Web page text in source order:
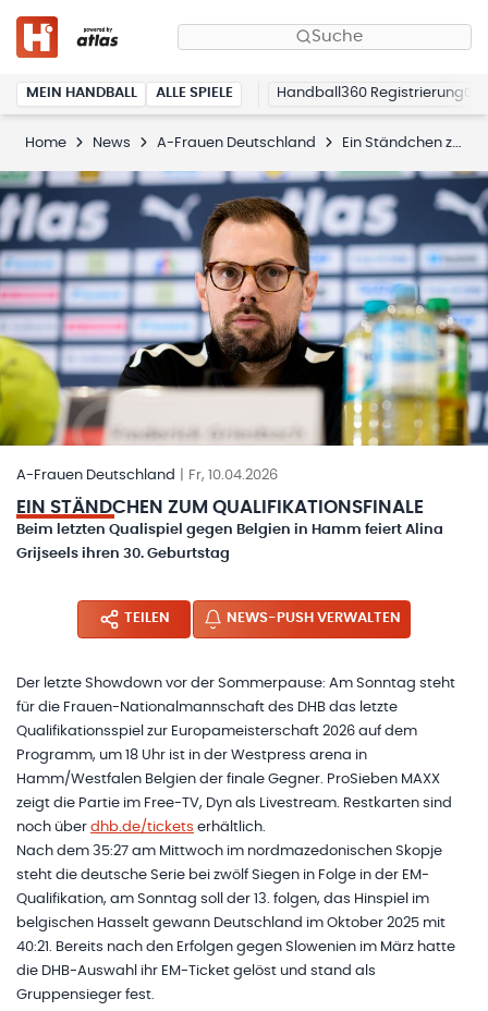
Suche
MEIN HANDBALL ALLE SPIELE Handball360 Registrierung
Home News A-Frauen Deutschland Ein Ständchen zum Qualifikationsfinale
A-Frauen Deutschland Fr, 10.04.2026
EIN STÄNDCHEN ZUM QUALIFIKATIONSFINALE
Beim letzten Qualispiel gegen Belgien in Hamm feiert Alina
Grijseels ihren 30. Geburtstag
TEILEN NEWS-PUSH VERWALTEN
Der letzte Showdown vor der Sommerpause: Am Sonntag steht
für die Frauen-Nationalmannschaft des DHB das letzte
Qualifikationsspiel zur Europameisterschaft 2026 auf dem
Programm, um 18 Uhr ist in der Westpress arena in
Hamm/Westfalen Belgien der finale Gegner. ProSieben MAXX
zeigt die Partie im Free-TV, Dyn als Livestream. Restkarten sind
noch über dhb.de/tickets erhältlich.
Nach dem 35:27 am Mittwoch im nordmazedonischen Skopje
steht die deutsche Serie bei zwölf Siegen in Folge in der EM-
Qualifikation, am Sonntag soll der 13. folgen, das Hinspiel im
belgischen Hasselt gewann Deutschland im Oktober 2025 mit
40:21. Bereits nach den Erfolgen gegen Slowenien im März hatte
die DHB-Auswahl ihr EM-Ticket gelöst und stand als
Gruppensieger fest.